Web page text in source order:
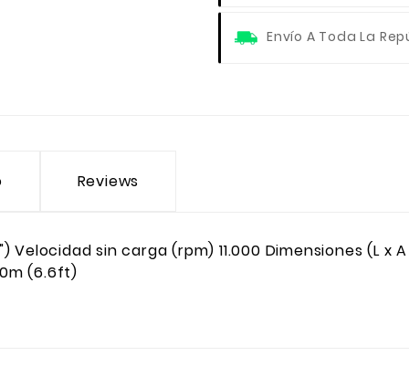
Envío A Toda La
Reviews
sin carga (rpm) 11.000 Dimensiones (L x
(6.6ft)